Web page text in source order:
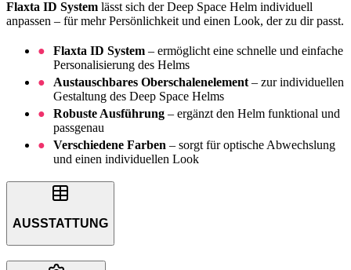
Flaxta ID System lässt sich der Deep Space Helm individuell
anpassen – für mehr Persönlichkeit und einen Look, der zu dir passt.
Flaxta ID System – ermöglicht eine schnelle und einfache
Personalisierung des Helms
Austauschbares Oberschalenelement – zur individuellen
Gestaltung des Deep Space Helms
Robuste Ausführung – ergänzt den Helm funktional und
passgenau
Verschiedene Farben – sorgt für optische Abwechslung
und einen individuellen Look
AUSSTATTUNG